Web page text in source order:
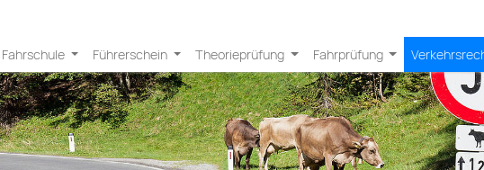
Fahrschule Führerschein Theorieprüfung Fahrprüfung